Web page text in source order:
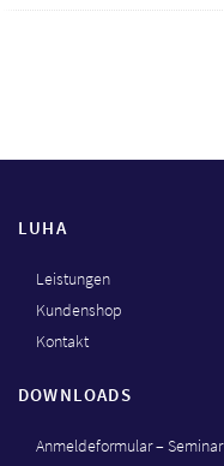
LUHA
Leistungen
Kundenshop
Kontakt
DOWNLOADS
Anmeldeformular – Seminar